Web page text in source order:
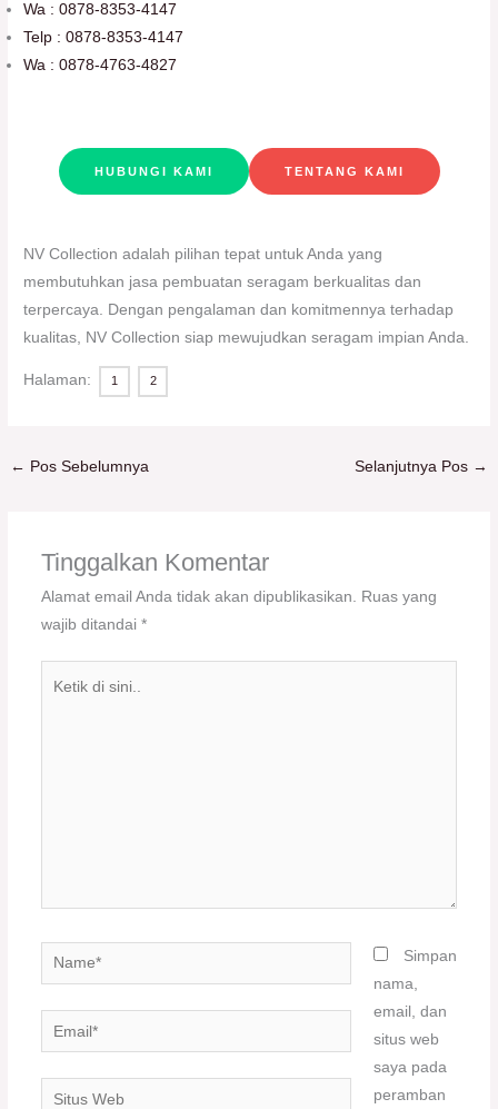
Wa : 0878-8353-4147
Telp : 0878-8353-4147
Wa : 0878-4763-4827
HUBUNGI KAMI TENTANG KAMI
NV Collection adalah pilihan tepat untuk Anda yang
membutuhkan jasa pembuatan seragam berkualitas dan
terpercaya. Dengan pengalaman dan komitmennya terhadap
kualitas, NV Collection siap mewujudkan seragam impian Anda.
Halaman: 1 2
← Pos Sebelumnya Selanjutnya Pos →
Tinggalkan Komentar
Alamat email Anda tidak akan dipublikasikan.
Ruas yang
wajib ditandai *
Name*
Email*
Situs
Simpan
nama,
email, dan
situs web
saya pada
peramban